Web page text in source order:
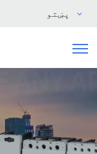
پښتو